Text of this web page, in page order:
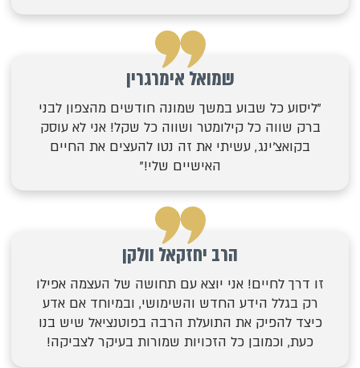
שמואל אימרגרין
"ליסוע כל שבוע במשך שמונה חודשים מהצפון לבני
ברק שווה כל קילומטר ושווה כל שקל! אני לא עוסק
בקואצ'ינג, עשיתי את זה נטו להעצים את החיים
האישיים שלי!"
הרב יחזקאל וולקן
זו דרך לחיים! אני יוצא עם תחושה של העצמה אפילו
רק בגלל הידע החדש והשימושי, ובמיוחד אם אדע
כיצד להפיק את התועלת הרבה בפוטנציאל שיש בנו
כעת, וכמובן כל הזכויות שמורות בעיקר לצביקה!